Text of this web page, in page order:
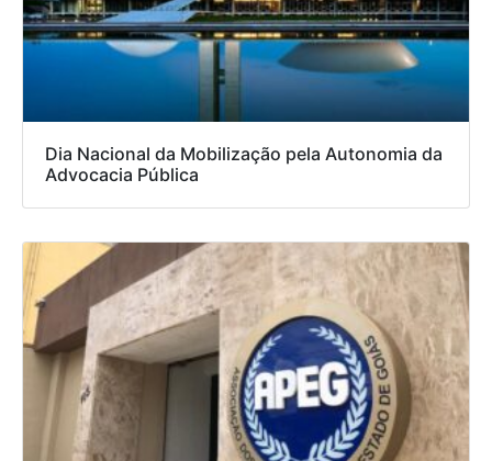
Dia Nacional da Mobilização pela Autonomia da
Advocacia Pública